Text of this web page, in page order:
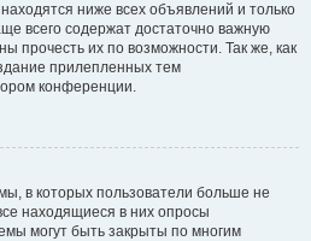
ниже всех объявлений и только
всего содержат достаточно важную
прочесть их по возможности. Так же, как
прилепленных тем
конференции.
в которых пользователи больше не
находящиеся в них опросы
могут быть закрыты по многим